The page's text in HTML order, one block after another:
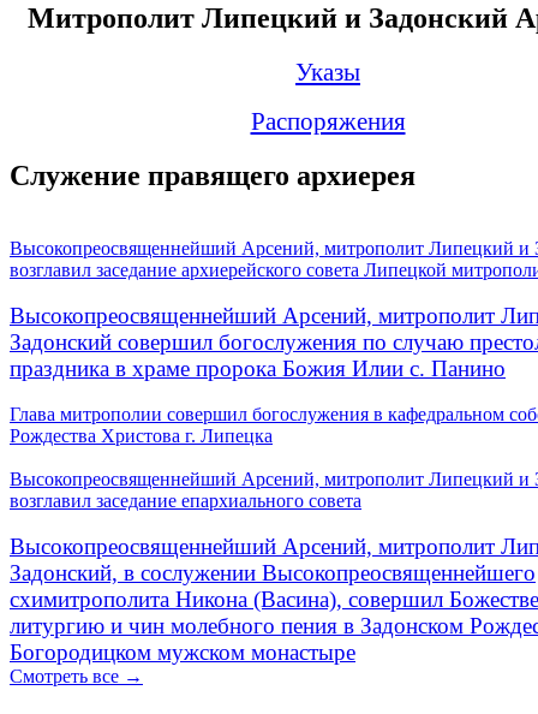
Митрополит Липецкий и Задонский
Указы
Распоряжения
Служение правящего архиерея
Высокопреосвященнейший Арсений, митрополит Липецкий и
возглавил заседание архиерейского совета Липецкой
Высокопреосвященнейший Арсений, митрополит
Задонский совершил богослужения по случаю
праздника в храме пророка Божия Илии с. Панино
Глава митрополии совершил богослужения в кафедральном
Рождества Христова г. Липецка
Высокопреосвященнейший Арсений, митрополит Липецкий и
возглавил заседание епархиального совета
Высокопреосвященнейший Арсений, митрополит
Задонский, в сослужении Высокопреосвященнейшего
схимитрополита Никона (Васина), совершил
литургию и чин молебного пения в Задонском
Богородицком мужском монастыре
Смотреть все →